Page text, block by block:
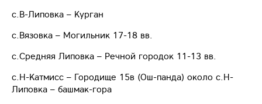
с.В-Липовка – Курган
с.Вязовка – Могильник 17-18 вв.
с.Средняя Липовка – Речной городок 11-13 вв.
с.Н-Катмисс – Городище 15в (Ош-панда) около с.Н-
Липовка – башмак-гора